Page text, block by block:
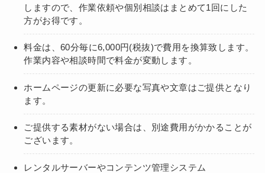
しますので、作業依頼や個別相談はまとめて1回にした
方がお得です。
料金は、60分毎に6,000円(税抜)で費用を換算致します。
作業内容や相談時間で料金が変動します。
ホームページの更新に必要な写真や文章はご提供となり
ます。
ご提供する素材がない場合は、別途費用がかかることが
ございます。
レンタルサーバーやコンテンツ管理システム